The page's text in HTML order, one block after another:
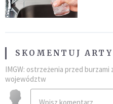
SKOMENTUJ
IMGW: ostrzeżenia przed burzami
województw